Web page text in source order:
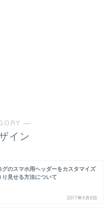
―
イン
グのスマホ用ヘッダーをカスタマイズ
り見せる方法について
2017年9月8日